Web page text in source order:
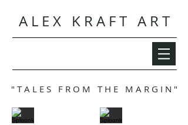
A L E X K R A F T A R T
" T A L E S F R O M T H E M A R G I N "